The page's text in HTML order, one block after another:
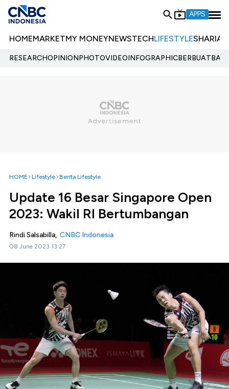
APPS
HOMEMARKETMY MONEYNEWSTECHLIFESTYLESHARIA
RESEARCHOPINIONPHOTOVIDEOINFOGRAPHIC
HOME Lifestyle Berita Lifestyle
Update 16 Besar Singapore Open
2023: Wakil RI Bertumbangan
Rindi Salsabilla, CNBC Indonesia
08 June 2023 13:27